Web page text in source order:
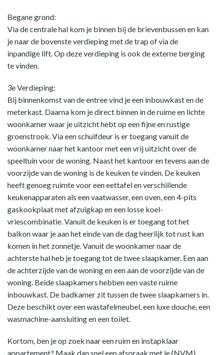
Begane grond:
Via de centrale hal kom je binnen bij de brievenbussen en kan
je naar de bovenste verdieping met de trap of via de
inpandige lift. Op deze verdieping is ook de externe berging
te vinden.
3e Verdieping:
Bij binnenkomst van de entree vind je een inbouwkast en de
meterkast. Daarna kom je direct binnen in de ruime en lichte
woonkamer waar je uitzicht hebt op een fijne en rustige
groenstrook. Via een schuifdeur is er toegang vanuit de
woonkamer naar het kantoor met een vrij uitzicht over de
speeltuin voor de woning. Naast het kantoor en tevens aan de
voorzijde van de woning is de keuken te vinden. De keuken
heeft genoeg ruimte voor een eettafel en verschillende
keukenapparaten als een vaatwasser, een oven, een 4-pits
gaskookplaat met afzuigkap en een losse koel-
vriescombinatie. Vanuit de keuken is er toegang tot het
balkon waar je aan het einde van de dag heerlijk tot rust kan
komen in het zonnetje. Vanuit de woonkamer naar de
achterste hal heb je toegang tot de twee slaapkamer. Een aan
de achterzijde van de woning en een aan de voorzijde van de
woning. Beide slaapkamers hebben een vaste ruime
inbouwkast. De badkamer zit tussen de twee slaapkamers in.
Deze beschikt over een wastafelmeubel, een luxe douche, een
wasmachine-aansluiting en een toilet.
Kortom, ben je op zoek naar een ruim en instapklaar
appartement? Maak dan snel een afspraak met je (NVM)